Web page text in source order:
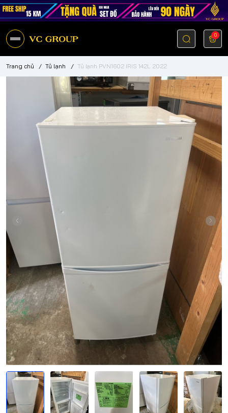
0
Trang chủ / Tủ lạnh / Tủ lạnh PVN1602 IRIS 142L 2022